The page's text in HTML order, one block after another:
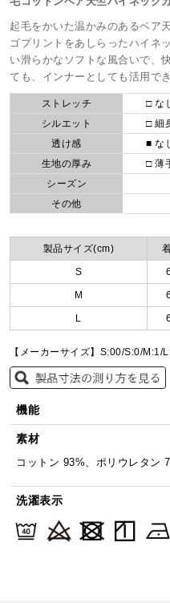
起毛をかいた温かみのあるベア
ゴプリントをあしらったハイネ
い滑らかなソフトな風合いで、
ても、インナーとしても活用で
ストレッチ □ な
シルエット
□ 細
透け感
■ な
生地の厚み
□ 薄
シーズン
その他
製品サイズ(cm)
S
M
L
【メーカーサイズ】S:00/S:0/M:1/
機能
素材
コットン 93%、ポリウレタン
洗濯表示